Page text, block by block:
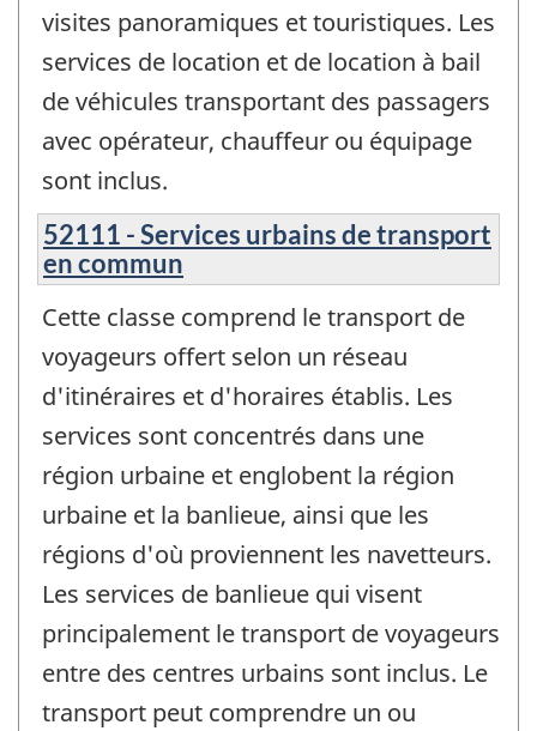
visites panoramiques et touristiques. Les
services de location et de location à bail
de véhicules transportant des passagers
avec opérateur, chauffeur ou équipage
sont inclus.
52111 - Services urbains de transport
en commun
Cette classe comprend le transport de
voyageurs offert selon un réseau
d'itinéraires et d'horaires établis. Les
services sont concentrés dans une
région urbaine et englobent la région
urbaine et la banlieue, ainsi que les
régions d'où proviennent les navetteurs.
Les services de banlieue qui visent
principalement le transport de voyageurs
entre des centres urbains sont inclus. Le
transport peut comprendre un ou